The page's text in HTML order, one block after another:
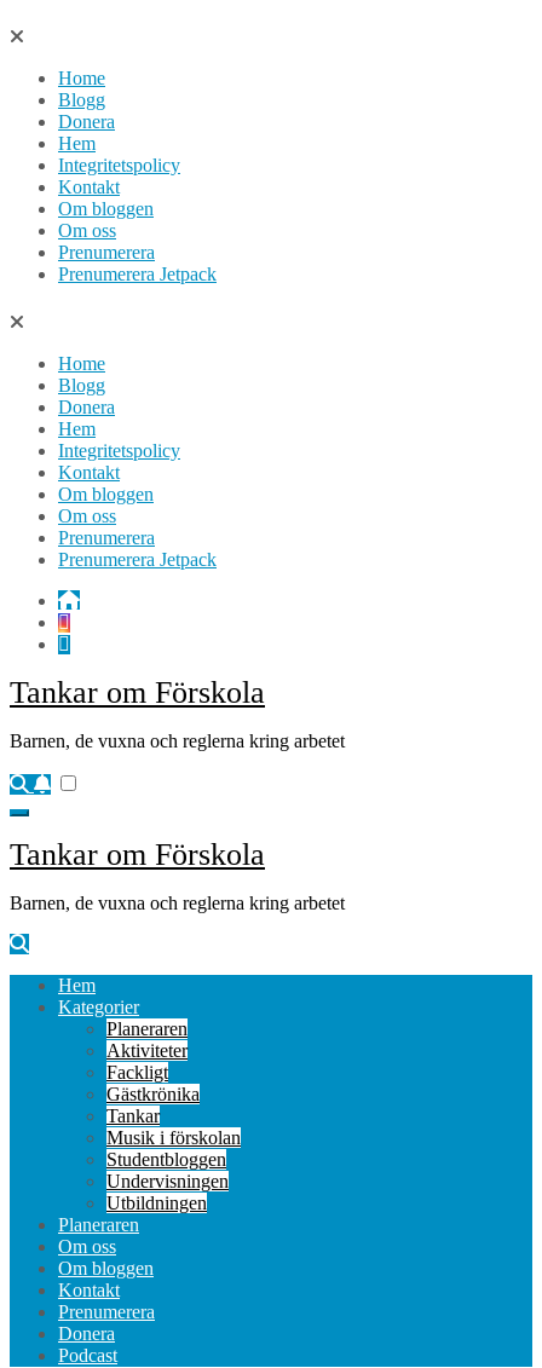
Hoppa
innehållHome
Blogg
Donera
Hem
Integritetspolicy
Kontakt
Om bloggen
Om oss
Prenumerera
Prenumerera Jetpack
Home
Blogg
Donera
Hem
Integritetspolicy
Kontakt
Om bloggen
Om oss
Prenumerera
Prenumerera Jetpack
Tankar om Förskola
Barnen, de vuxna och reglerna kring arbetet
Tankar om Förskola
Barnen, de vuxna och reglerna kring arbetet
Hem
Kategorier
Planeraren
Aktiviteter
Fackligt
Gästkrönika
Tankar
Musik i förskolan
Studentbloggen
Undervisningen
Utbildningen
Planeraren
Om oss
Om bloggen
Kontakt
Prenumerera
Donera
Podcast